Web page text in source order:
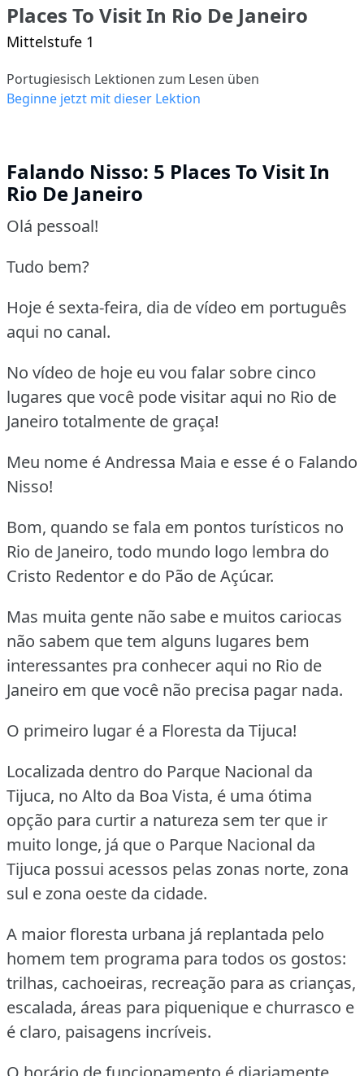
Places To Visit In Rio De Janeiro
Mittelstufe 1
Portugiesisch Lektionen zum Lesen üben
Beginne jetzt mit dieser Lektion
Falando Nisso: 5 Places To Visit In
Rio De Janeiro
Olá pessoal!
Tudo bem?
Hoje é sexta-feira, dia de vídeo em português
aqui no canal.
No vídeo de hoje eu vou falar sobre cinco
lugares que você pode visitar aqui no Rio de
Janeiro totalmente de graça!
Meu nome é Andressa Maia e esse é o Falando
Nisso!
Bom, quando se fala em pontos turísticos no
Rio de Janeiro, todo mundo logo lembra do
Cristo Redentor e do Pão de Açúcar.
Mas muita gente não sabe e muitos cariocas
não sabem que tem alguns lugares bem
interessantes pra conhecer aqui no Rio de
Janeiro em que você não precisa pagar nada.
O primeiro lugar é a Floresta da Tijuca!
Localizada dentro do Parque Nacional da
Tijuca, no Alto da Boa Vista, é uma ótima
opção para curtir a natureza sem ter que ir
muito longe, já que o Parque Nacional da
Tijuca possui acessos pelas zonas norte, zona
sul e zona oeste da cidade.
A maior floresta urbana já replantada pelo
homem tem programa para todos os gostos:
trilhas, cachoeiras, recreação para as crianças,
escalada, áreas para piquenique e churrasco e
é claro, paisagens incríveis.